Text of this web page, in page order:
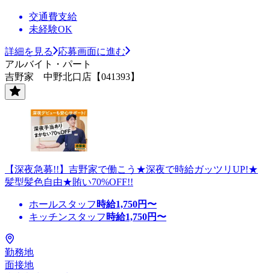
交通費支給
未経験OK
詳細を見る
応募画面に進む
アルバイト・パート
吉野家 中野北口店【041393】
【深夜急募!!】吉野家で働こう★深夜で時給ガッツリUP!★
髪型髪色自由★賄い70%OFF!!
ホールスタッフ 時給1,750円〜
キッチンスタッフ 時給1,750円〜
勤務地
面接地